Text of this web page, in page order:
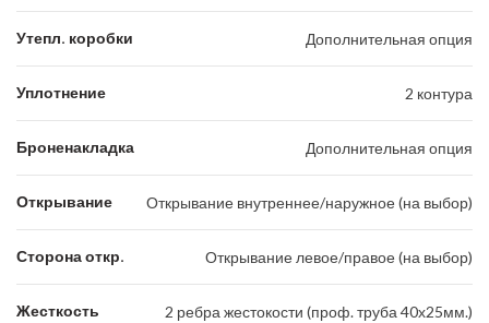
Утепл. коробки Дополнительная опция
Уплотнение 2 контура
Броненакладка Дополнительная опция
Открывание Открывание внутреннее/наружное (на выбор)
Сторона откр. Открывание левое/правое (на выбор)
Жесткость 2 ребра жестокости (проф. труба 40х25мм.)